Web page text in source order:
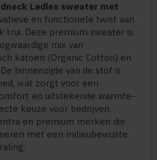
Ladies sweater met
en functionele twist aan
trui. Deze premium sweater is
mix van
katoen (Organic Cotton) en
binnenzijde van de stof is
wat zorgt voor een
en uitstekende warmte-
keuze voor bedrijven,
en premium merken die
met een milieubewuste